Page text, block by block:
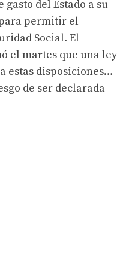
del Estado a su
permitir el
Social. El
el martes que una ley
estas disposiciones…
de ser declarada